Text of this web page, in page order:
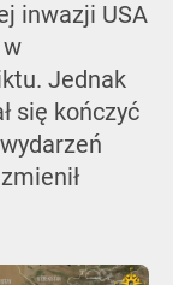
inwazji USA
Jednak
się kończyć